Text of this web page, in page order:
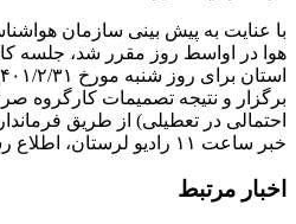
با عنایت به پیش بینی سازمان
هوا در اواسط روز مقرر شد، جلسه
برگزار و نتیجه تصمیمات کارگروه
احتمالی در تعطیلی) از طریق
خبر ساعت ۱۱ رادیو لرستان، اطلاع رسانی خواهد شد.
اخبار مرتبط